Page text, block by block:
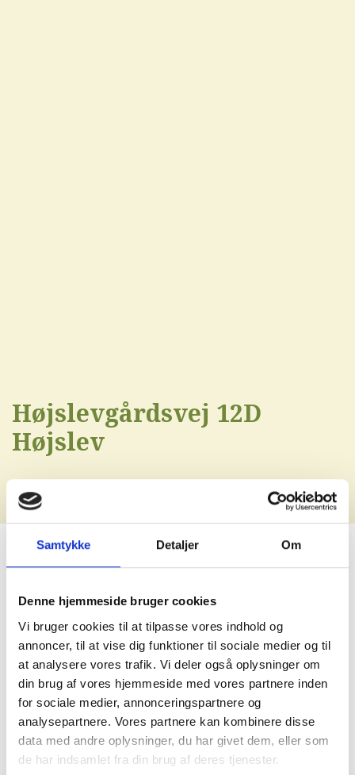
Samtykke Detaljer Om
Denne hjemmeside bruger cookies
Vi bruger cookies til at tilpasse vores indhold og
annoncer, til at vise dig funktioner til sociale medier og til
at analysere vores trafik. Vi deler også oplysninger om
din brug af vores hjemmeside med vores partnere inden
for sociale medier, annonceringspartnere og
analysepartnere. Vores partnere kan kombinere disse
data med andre oplysninger, du har givet dem, eller som
de har indsamlet fra din brug af deres tjenester.
Højslevgårdsvej 12D
Højslev